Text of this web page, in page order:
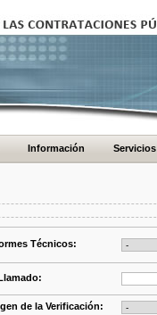
Información Servicios
Técnicos:
de la Verificación: